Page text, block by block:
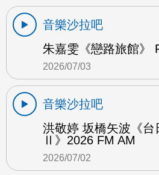
音樂沙拉吧
朱嘉雯《戀路旅館》
2026/07/03
音樂沙拉吧
洪敬婷 坂橋矢波《台
Ⅱ》2026 FM AM
2026/07/02